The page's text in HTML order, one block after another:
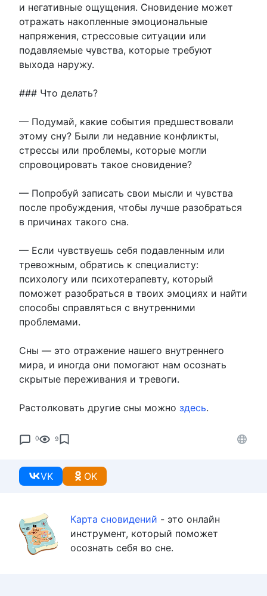
и негативные ощущения. Сновидение может
отражать накопленные эмоциональные
напряжения, стрессовые ситуации или
подавляемые чувства, которые требуют
выхода наружу.
### Что делать?
— Подумай, какие события предшествовали
этому сну? Были ли недавние конфликты,
стрессы или проблемы, которые могли
спровоцировать такое сновидение?
— Попробуй записать свои мысли и чувства
после пробуждения, чтобы лучше разобраться
в причинах такого сна.
— Если чувствуешь себя подавленным или
тревожным, обратись к специалисту:
психологу или психотерапевту, который
поможет разобраться в твоих эмоциях и найти
способы справляться с внутренними
проблемами.
Сны — это отражение нашего внутреннего
мира, и иногда они помогают нам осознать
скрытые переживания и тревоги.
Растолковать другие сны можно здесь.
0 9
VK OK
Карта сновидений - это онлайн
инструмент, который поможет
осознать себя во сне.